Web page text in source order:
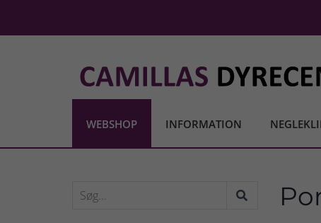
WEBSHOP INFORMATION